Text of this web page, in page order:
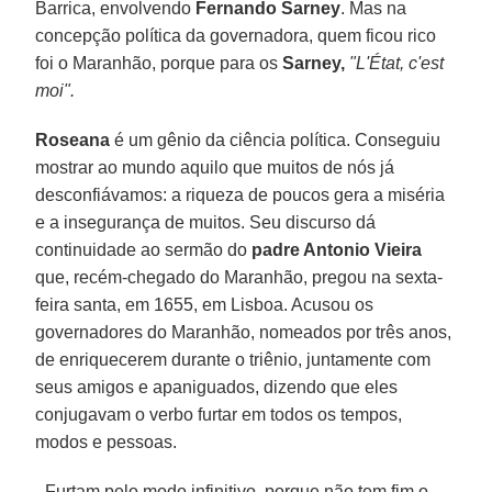
Barrica, envolvendo Fernando Sarney. Mas na
concepção política da governadora, quem ficou rico
foi o Maranhão, porque para osSarney, "L'État, c'est
moi".
Roseana é um gênio da ciência política. Conseguiu
mostrar ao mundo aquilo que muitos de nós já
desconfiávamos: a riqueza de poucos gera a miséria
e a insegurança de muitos. Seu discurso dá
continuidade ao sermão do padre Antonio Vieira
que, recém-chegado do Maranhão, pregou na sexta-
feira santa, em 1655, em Lisboa. Acusou os
governadores do Maranhão, nomeados por três anos,
de enriquecerem durante o triênio, juntamente com
seus amigos e apaniguados, dizendo que eles
conjugavam o verbo furtar em todos os tempos,
modos e pessoas.